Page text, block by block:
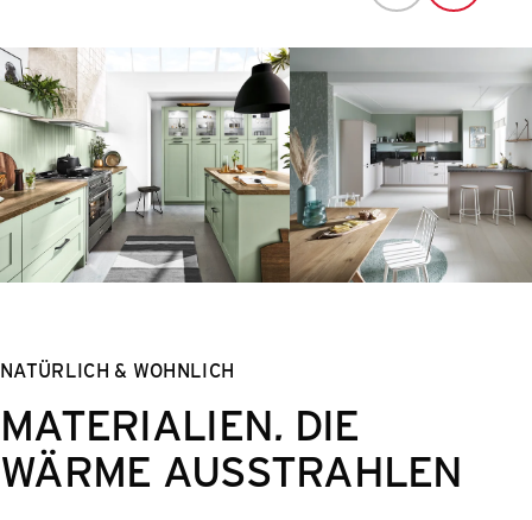
NATÜRLICH & WOHNLICH
MATERIALIEN, DIE
WÄRME AUSSTRAHLEN